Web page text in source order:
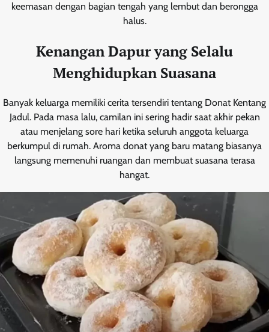
keemasan dengan bagian tengah yang lembut dan berongga
halus.
Kenangan Dapur yang Selalu
Menghidupkan Suasana
Banyak keluarga memiliki cerita tersendiri tentang Donat Kentang
Jadul. Pada masa lalu, camilan ini sering hadir saat akhir pekan
atau menjelang sore hari ketika seluruh anggota keluarga
berkumpul di rumah. Aroma donat yang baru matang biasanya
langsung memenuhi ruangan dan membuat suasana terasa
hangat.